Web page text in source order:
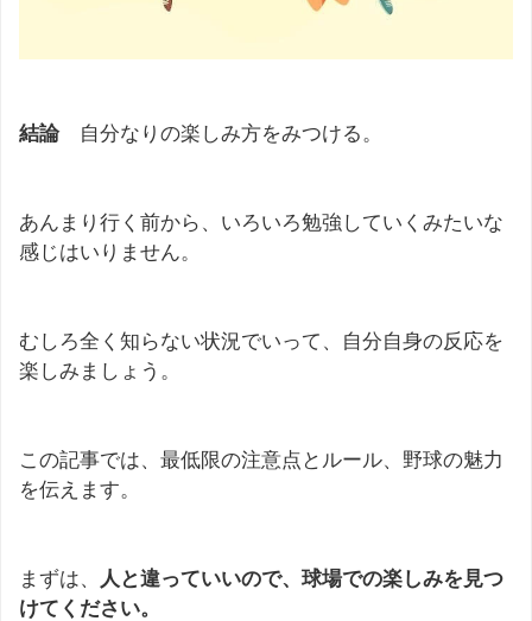
結論自分なりの楽しみ方をみつける。
あんまり行く前から、いろいろ勉強していくみたいな
感じはいりません。
むしろ全く知らない状況でいって、自分自身の反応を
楽しみましょう。
この記事では、最低限の注意点とルール、野球の魅力
を伝えます。
まずは、
人と違っていいので、球場での楽しみを見つ
けてください。